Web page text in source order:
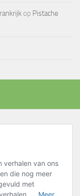
op Pistache